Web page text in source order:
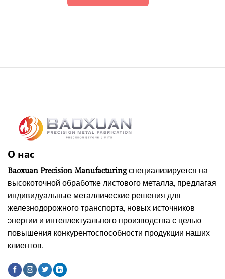
О нас
Baoxuan Precision Manufacturingспециализируется на
высокоточной обработке листового металла, предлагая
индивидуальные металлические решения для
железнодорожного транспорта, новых источников
энергии и интеллектуального производства с целью
повышения конкурентоспособности продукции наших
клиентов.